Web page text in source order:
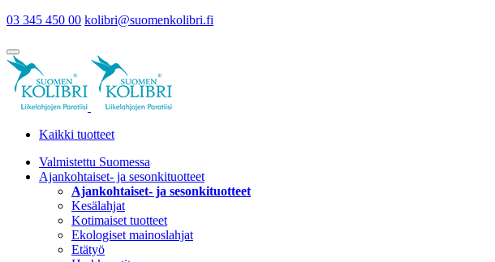
03 345 450 00 kolibri@suomenkolibri.fi
Kaikki tuotteet
Valmistettu Suomessa
Ajankohtaiset- ja sesonkituotteet
Ajankohtaiset- ja sesonkituotteet
Kesälahjat
Kotimaiset tuotteet
Ekologiset mainoslahjat
Etätyö